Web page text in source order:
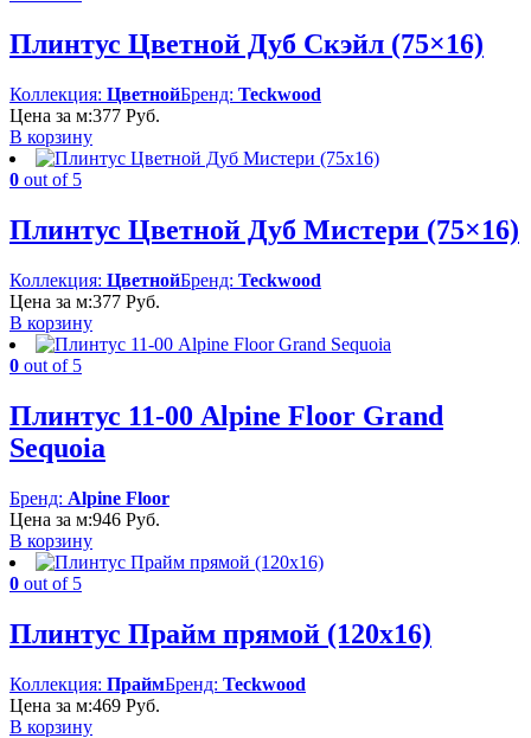
Плинтус Цветной Дуб Скэйл (75×16)
Коллекция: ЦветнойБренд: Teckwood
Цена за м:377 Руб.
В корзину
0 out of 5
Плинтус Цветной Дуб Мистери (75×16)
Коллекция: ЦветнойБренд: Teckwood
Цена за м:377 Руб.
В корзину
0 out of 5
Плинтус 11-00 Alpine Floor Grand
Sequoia
Бренд: Alpine Floor
Цена за м:946 Руб.
В корзину
0 out of 5
Плинтус Прайм прямой (120х16)
Коллекция: ПраймБренд: Teckwood
Цена за м:469 Руб.
В корзину